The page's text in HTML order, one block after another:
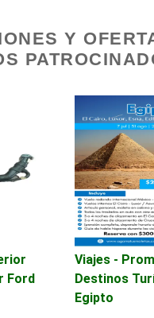
de Nutrición
Belleza
Y
Ford
Viajes -
Destinos
Egipto